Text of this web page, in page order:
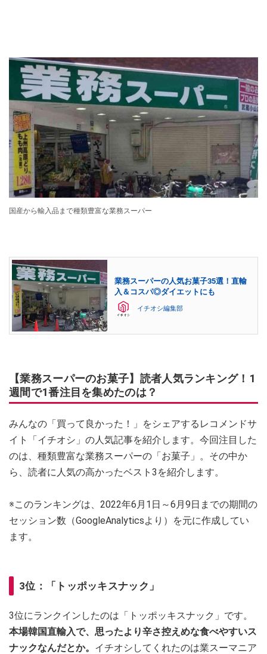
国産から輸入品まで種類豊富な業務スーパー
業務スーパーの人気お菓子35選！直輸
入＆コスパ◎ダイエットにも
イチオシ編集部
【業務スーパーのお菓子】読者人気ランキング！1
週間で1番注目を集めたのは？
みんなの「買って良かった！」をシェアするレコメンドサ
イト「イチオシ」の人気記事を紹介します。今回注目した
のは、種類豊富な業務スーパーの「お菓子」。その中か
ら、読者に人気の高かったベスト3を紹介します。
※このランキングは、2022年6月1日～6月9日までの期間の
セッション数（GoogleAnalyticsより）を元に作成してい
ます。
3位：「トッポッキスナック」
3位にランクインしたのは「トッポッキスナック」です。
本場韓国直輸入で、思ったより辛さ控えめな食べやすいス
ナックなんだとか。 イチオシしてくれたのは業スーマニア